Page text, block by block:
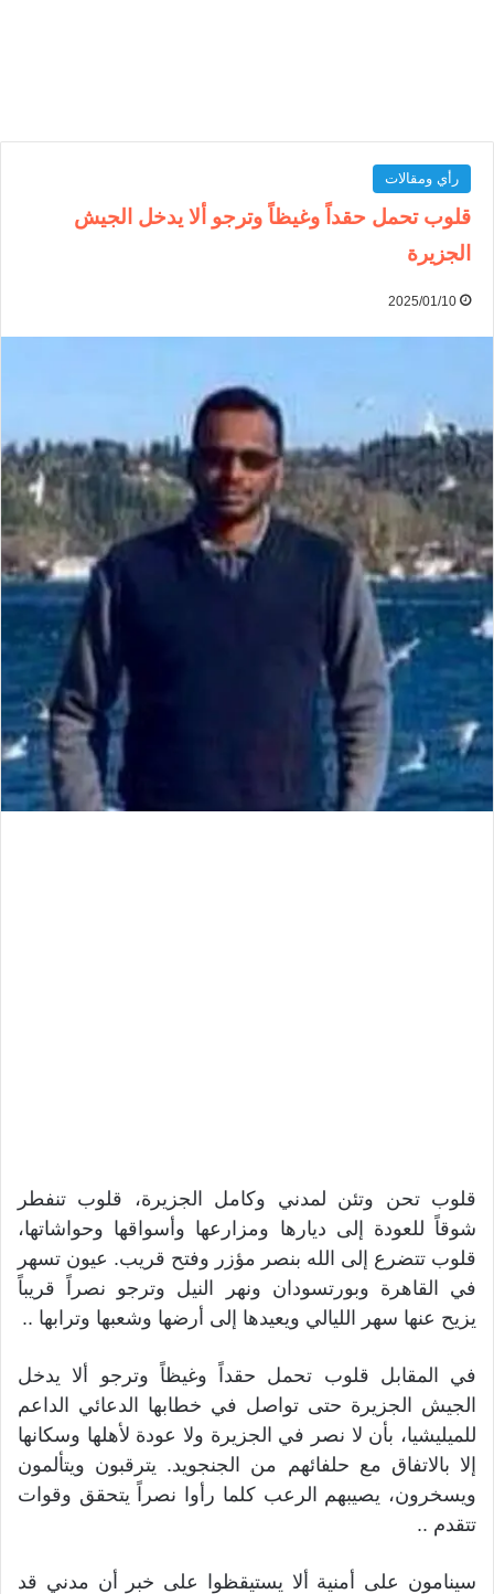
رأي ومقالات
قلوب تحمل حقداً وغيظاً وترجو ألا يدخل الجيش
الجزيرة
2025/01/10
قلوب تحن وتئن لمدني وكامل الجزيرة، قلوب تنفطر
شوقاً للعودة إلى ديارها ومزارعها وأسواقها وحواشاتها،
قلوب تتضرع إلى الله بنصر مؤزر وفتح قريب. عيون تسهر
في القاهرة وبورتسودان ونهر النيل وترجو نصراً قريباً
يزيح عنها سهر الليالي ويعيدها إلى أرضها وشعبها وترابها ..
في المقابل قلوب تحمل حقداً وغيظاً وترجو ألا يدخل
الجيش الجزيرة حتى تواصل في خطابها الدعائي الداعم
للميليشيا، بأن لا نصر في الجزيرة ولا عودة لأهلها وسكانها
إلا بالاتفاق مع حلفائهم من الجنجويد. يترقبون ويتألمون
ويسخرون، يصيبهم الرعب كلما رأوا نصراً يتحقق وقوات
تتقدم ..
سينامون على أمنية ألا يستيقظوا على خبر أن مدني قد